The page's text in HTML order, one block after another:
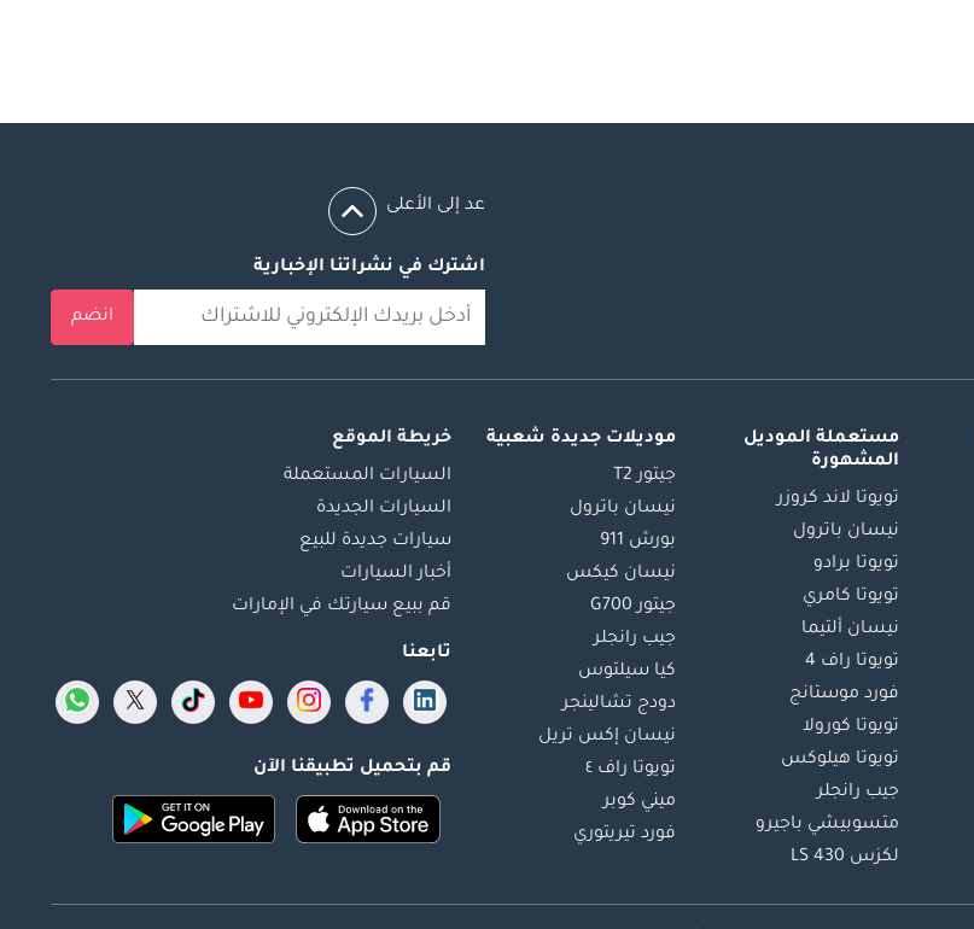
عد إلى الأعلى
اشترك في نشراتنا الإخبارية
انضم
مستعملة الموديل
المشهورة
تويوتا لاند كروزر
نيسان باترول
تويوتا برادو
تويوتا كامري
نيسان ألتيما
تويوتا راف 4
فورد موستانج
تويوتا كورولا
تويوتا هيلوكس
جيب رانجلر
متسوبيشي باجيرو
لكزس LS 430
موديلات جديدة شعبية
جيتور T2
نيسان باترول
بورش 911
نيسان كيكس
جيتور G700
جيب رانجلر
كيا سيلتوس
دودج تشالينجر
نيسان إكس تريل
تويوتا راف ٤
ميني كوبر
فورد تيريتوري
خريطة الموقع
السيارات المستعملة
السيارات الجديدة
سيارات جديدة للبيع
أخبار السيارات
قم ببيع سيارتك في الإمارات
تابعنا
قم بتحميل تطبيقنا الآن